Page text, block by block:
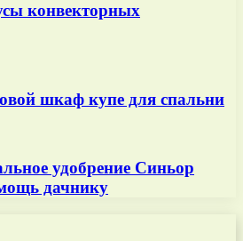
конвекторных
шкаф купе для спальни
удобрение Синьор
дачнику